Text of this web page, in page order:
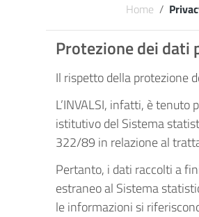
Home /
Protezione dei dati
Il rispetto della protezione
L’INVALSI, infatti, è
istitutivo del Sistema
322/89 in relazione al
Pertanto, i dati raccolti a
estraneo al Sistema
le informazioni si